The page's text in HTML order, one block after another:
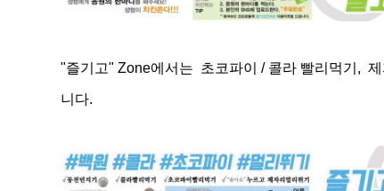
"즐기고" Zone에서는 초코파이 / 콜라 빨리먹기,
니다.